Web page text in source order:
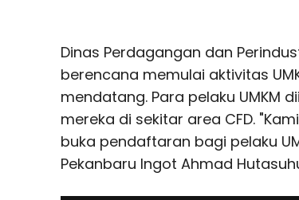
Dinas Perdagangan dan
berencana memulai aktivitas
mendatang. Para pelaku UMKM
mereka di sekitar area CFD.
buka pendaftaran bagi pelaku
Pekanbaru Ingot Ahmad